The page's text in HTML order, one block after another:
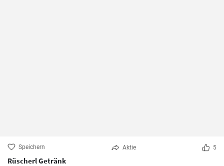
Speichern Aktie 5
Rüscherl Getränk